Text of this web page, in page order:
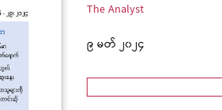
The Analyst
၉ မတ် ၂၀၂၄